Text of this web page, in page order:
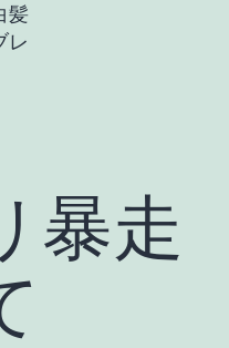
髪
レ
暴走